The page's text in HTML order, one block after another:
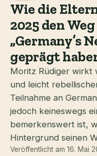
Wie die
2025 den
„Germany’s
geprägt
Moritz Rüdiger wirkt
und leicht
Teilnahme an
jedoch keineswegs
bemerkenswert ist,
Hintergrund seinen
Veröffentlicht am 16. Mai